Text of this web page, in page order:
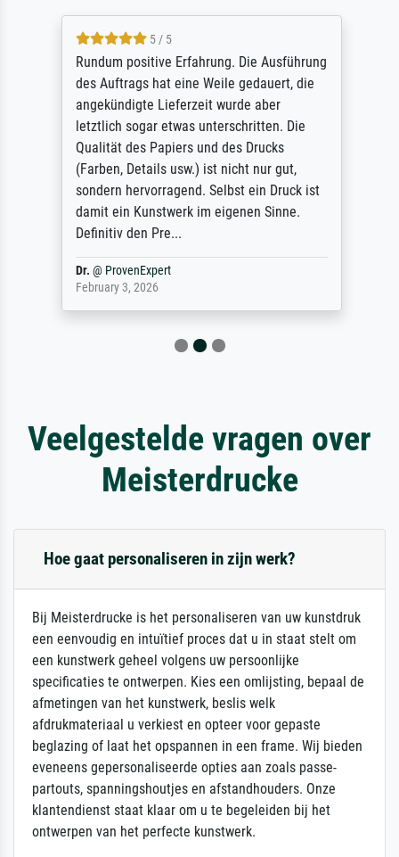
5 / 5
Rundum positive Erfahrung. Die Ausführung
des Auftrags hat eine Weile gedauert, die
angekündigte Lieferzeit wurde aber
letztlich sogar etwas unterschritten. Die
Qualität des Papiers und des Drucks
(Farben, Details usw.) ist nicht nur gut,
sondern hervorragend. Selbst ein Druck ist
damit ein Kunstwerk im eigenen Sinne.
Definitiv den Pre...
Dr.@ ProvenExpert
February 3, 2026
Veelgestelde vragen over
Meisterdrucke
Hoe gaat personaliseren in zijn werk?
Bij Meisterdrucke is het personaliseren van uw kunstdruk
een eenvoudig en intuïtief proces dat u in staat stelt om
een kunstwerk geheel volgens uw persoonlijke
specificaties te ontwerpen. Kies een omlijsting, bepaal de
afmetingen van het kunstwerk, beslis welk
afdrukmateriaal u verkiest en opteer voor gepaste
beglazing of laat het opspannen in een frame. Wij bieden
eveneens gepersonaliseerde opties aan zoals passe-
partouts, spanningshoutjes en afstandhouders. Onze
klantendienst staat klaar om u te begeleiden bij het
ontwerpen van het perfecte kunstwerk.